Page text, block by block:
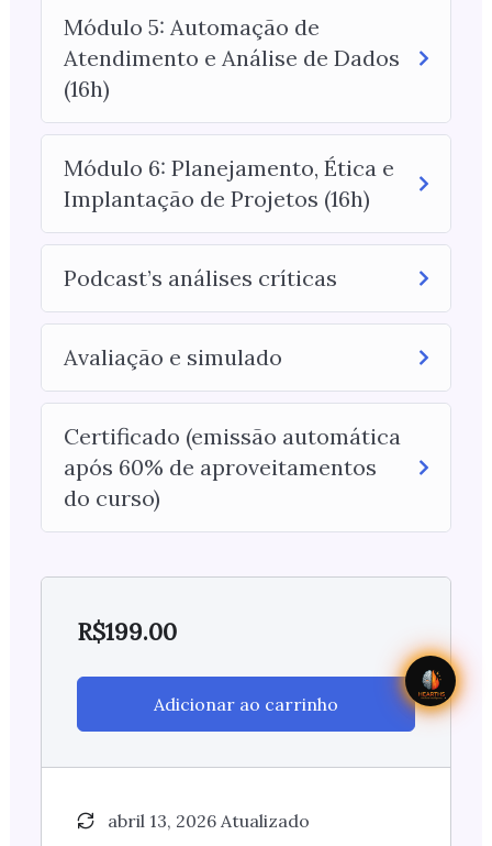
Módulo 5: Automação de
Atendimento e Análise de Dados
(16h)
Módulo 6: Planejamento, Ética e
Implantação de Projetos (16h)
Podcast’s análises críticas
Avaliação e simulado
Certificado (emissão automática
após 60% de aproveitamentos
do curso)
R$199.00
Adicionar ao carrinho
abril 13, 2026 Atualizado